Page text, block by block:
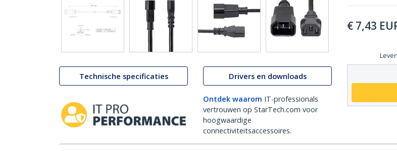
Technische specificaties Drivers en downloads
Ontdek waarom IT-professionals
vertrouwen op StarTech.com voor
hoogwaardige
connectiviteitsaccessoires.
€ 7,43